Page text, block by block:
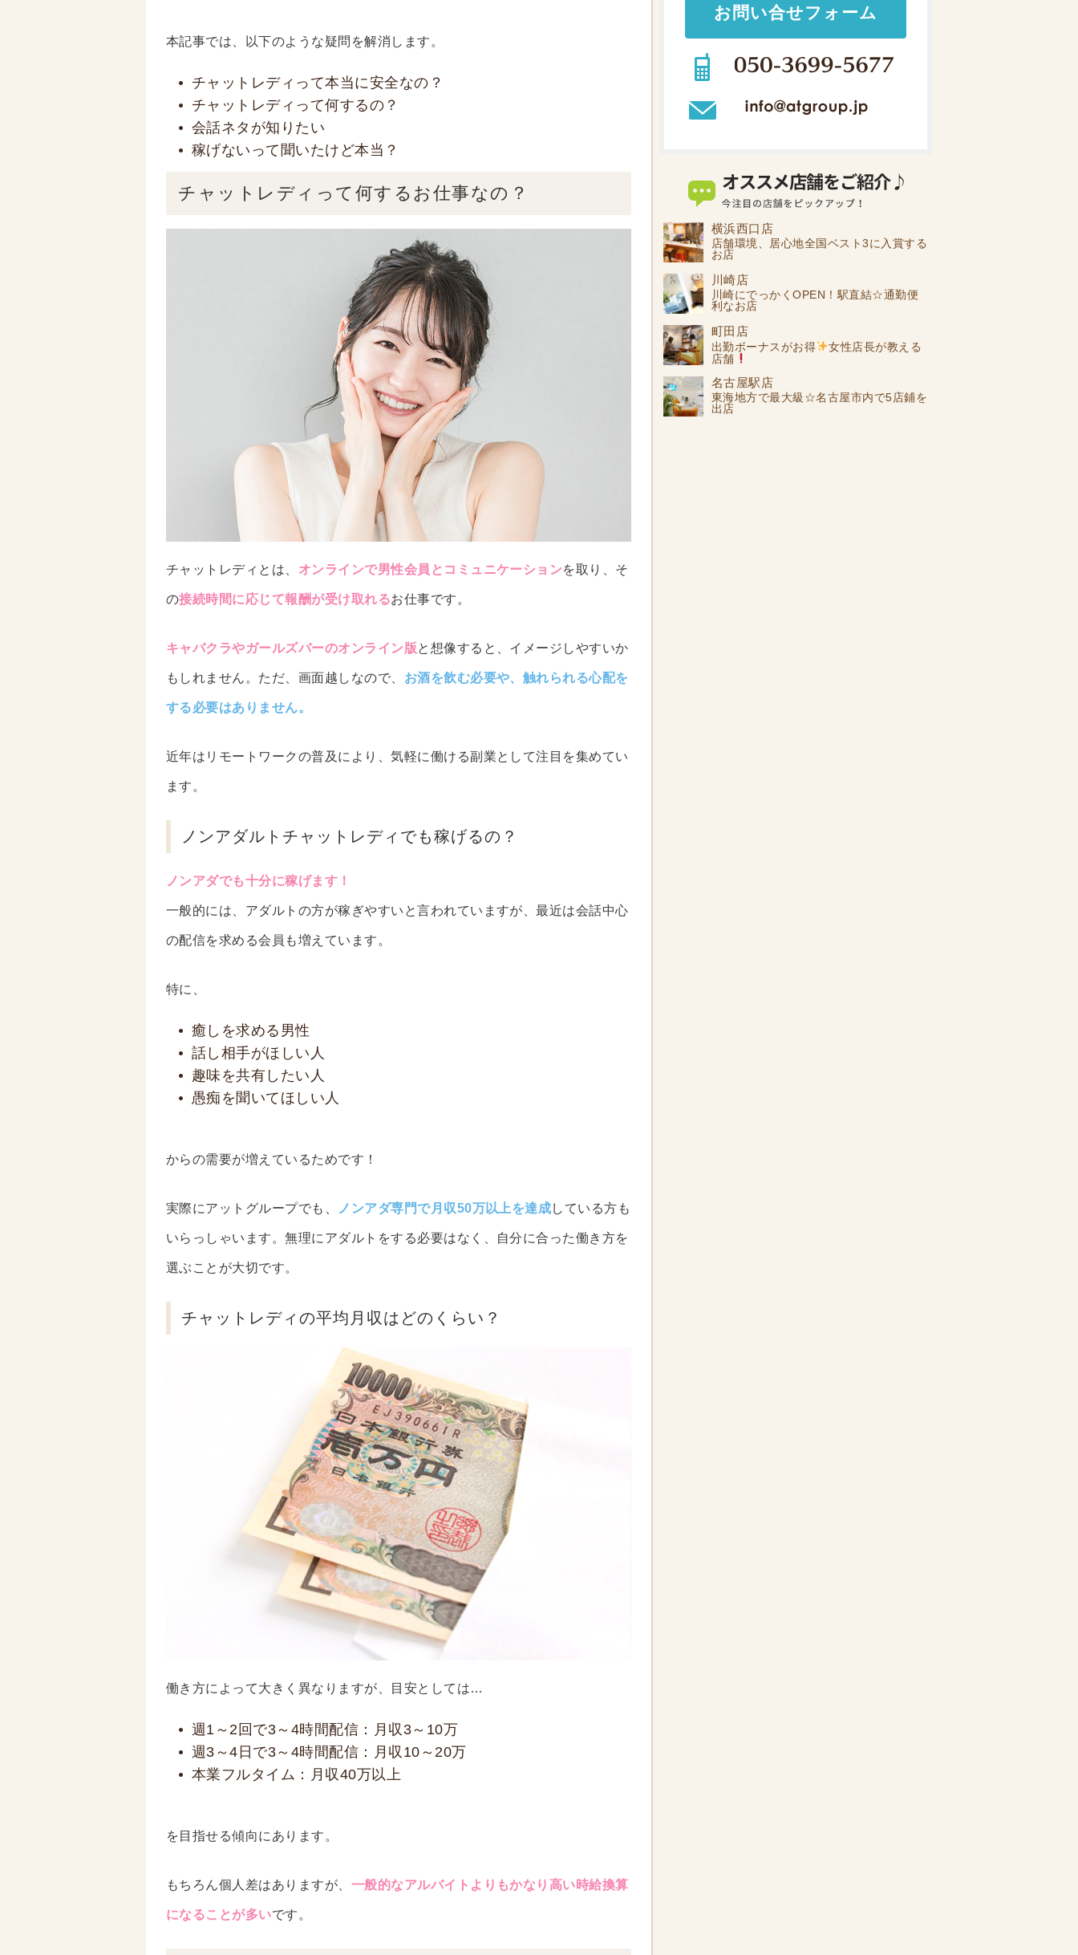
本記事では、以下のような疑問を解消します。
チャットレディって本当に安全なの？
チャットレディって何するの？
会話ネタが知りたい
稼げないって聞いたけど本当？
チャットレディって何するお仕事なの？
チャットレディとは、 オンラインで男性会員とコミュニケーションを取り、そ
の接続時間に応じて報酬が受け取れるお仕事です。
キャバクラやガールズバーのオンライン版と想像すると、イメージしやすいか
もしれません。ただ、画面越しなので、 お酒を飲む必要や、触れられる心配を
する必要はありません。
近年はリモートワークの普及により、気軽に働ける副業として注目を集めてい
ます。
ノンアダルトチャットレディでも稼げるの？
ノンアダでも十分に稼げます！
一般的には、アダルトの方が稼ぎやすいと言われていますが、最近は会話中心
の配信を求める会員も増えています。
特に、
癒しを求める男性
話し相手がほしい人
趣味を共有したい人
愚痴を聞いてほしい人
からの需要が増えているためです！
実際にアットグループでも、 ノンアダ専門で月収50万以上を達成している方も
いらっしゃいます。無理にアダルトをする必要はなく、自分に合った働き方を
選ぶことが大切です。
チャットレディの平均月収はどのくらい？
働き方によって大きく異なりますが、目安としては…
週1～2回で3～4時間配信：月収3～10万
週3～4日で3～4時間配信：月収10～20万
本業フルタイム：月収40万以上
を目指せる傾向にあります。
もちろん個人差はありますが、 一般的なアルバイトよりもかなり高い時給換算
になることが多いです。
お問い合せフォーム
横浜西口店
店舗環境、居心地全国ベスト3に入賞する
お店
川崎店
川崎にでっかくOPEN！駅直結☆通勤便
利なお店
町田店
出勤ボーナスがお得
女性店長が教える
店舗
名古屋駅店
東海地方で最大級☆名古屋市内で5店鋪を
出店